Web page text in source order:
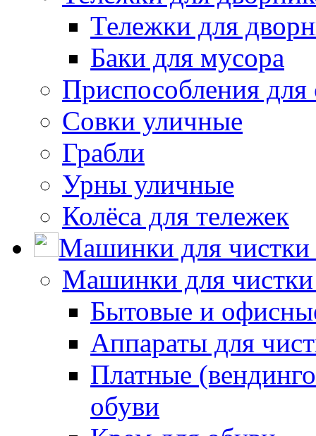
Тележки для
Баки для мусора
Приспособления для
Совки уличные
Грабли
Урны уличные
Колёса для тележек
Машинки для чистки
Машинки для
Бытовые и
Аппараты для
Платные
обуви